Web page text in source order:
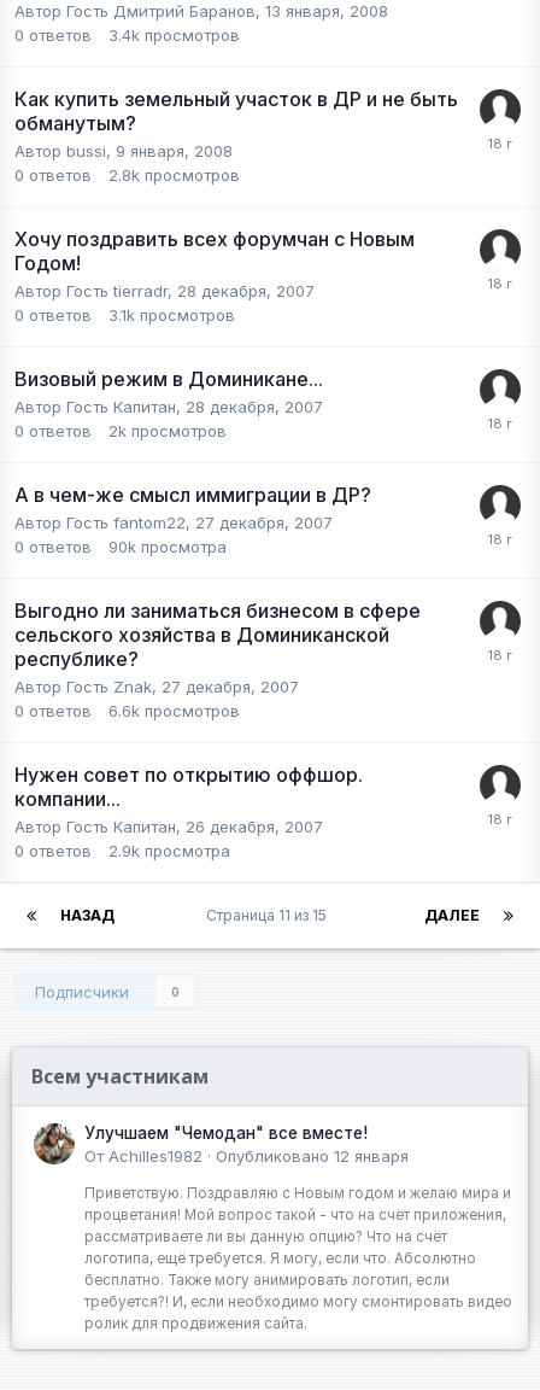
Автор Гость Дмитрий Баранов, 13 января, 2008
0 ответов 3.4k просмотров
Как купить земельный участок в ДР и не быть
обманутым?
Автор bussi, 9 января, 2008
0 ответов 2.8k просмотров
Хочу поздравить всех форумчан с Новым
Годом!
Автор Гость tierradr, 28 декабря, 2007
0 ответов 3.1k просмотров
Визовый режим в Доминикане...
Автор Гость Капитан, 28 декабря, 2007
0 ответов 2k просмотров
А в чем-же смысл иммиграции в ДР?
Автор Гость fantom22, 27 декабря, 2007
0 ответов 90k просмотра
Выгодно ли заниматься бизнесом в сфере
сельского хозяйства в Доминиканской
республике?
Автор Гость Znak, 27 декабря, 2007
0 ответов 6.6k просмотров
Нужен совет по открытию оффшор.
компании...
Автор Гость Капитан, 26 декабря, 2007
0 ответов 2.9k просмотра
НАЗАД ДАЛЕЕ
Страница 11 из 15
Подписчики 0
Всем участникам
Улучшаем "Чемодан" все вместе!
От Achilles1982 · Опубликовано 12 января
Приветствую. Поздравляю с Новым годом и желаю мира и
процветания! Мой вопрос такой - что на счёт приложения,
рассматриваете ли вы данную опцию? Что на счёт
логотипа, ещё требуется. Я могу, если что. Абсолютно
бесплатно. Также могу анимировать логотип, если
требуется?! И, если необходимо могу смонтировать видео
ролик для продвижения сайта.